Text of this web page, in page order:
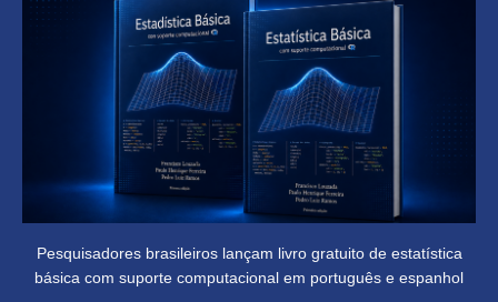
Pesquisadores brasileiros lançam livro gratuito de estatística
básica com suporte computacional em português e espanhol